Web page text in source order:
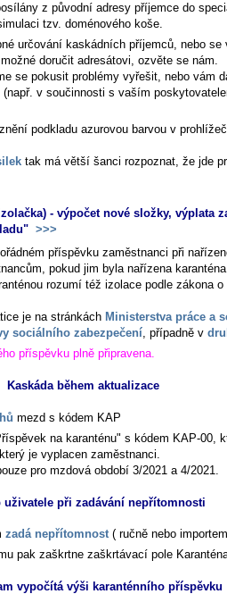
z původní adresy příjemce do
tzv. doménového koše.
určování kaskádních příjemců, nebo se
doručit adresátovi, ozvěte se nám.
se pokusit problémy vyřešit, nebo vám
v součinnosti s vaším
podkladu azurovou barvou v
tak má větší šanci rozpoznat, že jde
- výpočet nové složky, výplata
>>>
příspěvku zaměstnanci při
pokud jim byla nařízena
rozumí též izolace podle zákona o
je na stránkách Ministerstva práce a
sociálního zabezpečení, případně v
příspěvku plně připravena.
Kaskáda během aktualizace
mezd s kódem KAP
na karanténu" s kódem KAP-00,
je vyplacen zaměstnanci.
pro mzdová období 3/2021 a 4/2021.
uživatele při zadávání nepřítomnosti
zadá nepřítomnost( ručně nebo
pak zaškrtne zaškrtávací pole
vypočítá výši karanténního příspěvku